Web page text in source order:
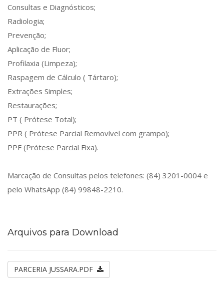
Consultas e Diagnósticos;
Radiologia;
Prevenção;
Aplicação de Fluor;
Profilaxia (Limpeza);
Raspagem de Cálculo ( Tártaro);
Extrações Simples;
Restaurações;
PT ( Prótese Total);
PPR ( Prótese Parcial Removível com grampo);
PPF (Prótese Parcial Fixa).
Marcação de Consultas pelos telefones: (84) 3201-0004 e
pelo WhatsApp (84) 99848-2210.
Arquivos para Download
PARCERIA JUSSARA.PDF